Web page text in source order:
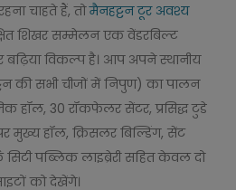
चाहते हैं, तोमैनहट्टन टूर अवश्य
शिखर सम्मेलन एक वेंडरबिल्ट
विकल्प है। आप अपने स्थानीय
की सभी चीजों में निपुण) का पालन
हॉल, 30 रॉकफेलर सेंटर, प्रसिद्ध टुडे
मुख्य हॉल, क्रिसलर बिल्डिंग, सेंट
पब्लिक लाइब्रेरी सहित केवल दो
को देखेंगे।